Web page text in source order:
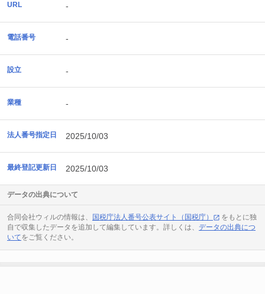
URL -
電話番号 -
設立 -
業種 -
法人番号指定日 2025/10/03
最終登記更新日 2025/10/03
データの出典について
合同会社ウィルの情報は、 国税庁法人番号公表サイト（国税庁）
をもとに独
自で収集したデータを追加して編集しています。詳しくは、 データの出典につ
いてをご覧ください。